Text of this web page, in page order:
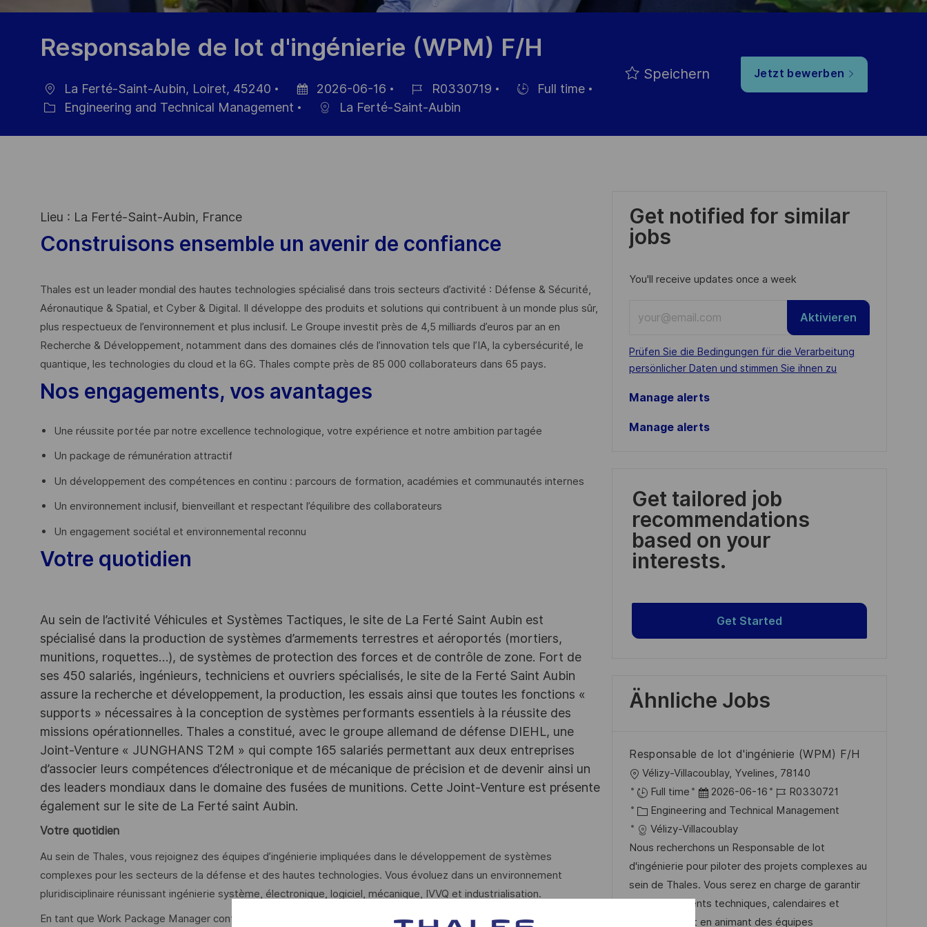
Responsable de lot d'ingénierie (WPM) F/H
Ort
La Ferté-Saint-Aubin, Loiret, 45240
Datum
Veröffentlichung
2026-06-16
Job-
R0330719
Full time
Engineering and Technical Management La Ferté-Saint-Aubin
Speichern Jetzt bewerben
Lieu : La Ferté-Saint-Aubin, France
Construisons ensemble un avenir de confiance
Thales est un leader mondial des hautes technologies spécialisé dans trois secteurs d’activité : Défense & Sécurité,
Aéronautique & Spatial, et Cyber & Digital. Il développe des produits et solutions qui contribuent à un monde plus sûr,
plus respectueux de l’environnement et plus inclusif. Le Groupe investit près de 4,5 milliards d’euros par an en
Recherche & Développement, notamment dans des domaines clés de l’innovation tels que l’IA, la cybersécurité, le
quantique, les technologies du cloud et la 6G. Thales compte près de 85 000 collaborateurs dans 65 pays. ​
Nos engagements, vos avantages
Une réussite portée par notre excellence technologique, votre expérience et notre ambition partagée
Un package de rémunération attractif
Un développement des compétences en continu : parcours de formation, académies et communautés internes
Un environnement inclusif, bienveillant et respectant l’équilibre des collaborateurs
Un engagement sociétal et environnemental reconnu
Votre quotidien
Au sein de l’activité Véhicules et Systèmes Tactiques, le site de La Ferté Saint Aubin est
spécialisé dans la production de systèmes d’armements terrestres et aéroportés (mortiers,
munitions, roquettes…), de systèmes de protection des forces et de contrôle de zone. Fort de
ses 450 salariés, ingénieurs, techniciens et ouvriers spécialisés, le site de la Ferté Saint Aubin
assure la recherche et développement, la production, les essais ainsi que toutes les fonctions «
supports » nécessaires à la conception de systèmes performants essentiels à la réussite des
missions opérationnelles. Thales a constitué, avec le groupe allemand de défense DIEHL, une
Joint-Venture « JUNGHANS T2M » qui compte 165 salariés permettant aux deux entreprises
d’associer leurs compétences d’électronique et de mécanique de précision et de devenir ainsi un
des leaders mondiaux dans le domaine des fusées de munitions. Cette Joint-Venture est présente
également sur le site de La Ferté saint Aubin.
Votre quotidien
Au sein de Thales, vous rejoignez des équipes d’ingénierie impliquées dans le développement de systèmes
complexes pour les secteurs de la défense et des hautes technologies. Vous évoluez dans un environnement
pluridisciplinaire réunissant ingénierie système, électronique, logiciel, mécanique, IVVQ et industrialisation.
En tant que Work Package Manager confirmé, vous pilotez un ou plusieurs lots d’ingénierie au sein d’un projet ou d’une
Get notified for similar
jobs
You'll receive updates once a week
Email
address
(Required)
Required
Prüfen Sie die Bedingungen für die Verarbeitung
persönlicher Daten und stimmen Sie ihnen zu
Aktivieren
Manage alerts
Manage alerts
Get tailored job
recommendations
based on your
interests.
Get Started
Ähnliche Jobs
Responsable de lot d'ingénierie (WPM) F/H
O
r
t
Vélizy-Villacoublay, Yvelines, 78140
Full time
D
a
t
u
m
d
e
r
2026-06-16
J
o
-
I
D
R0330721
K
a
t
e
g
o
Engineering and Technical Management
Vélizy-Villacoublay
Nous recherchons un Responsable de lot
d'ingénierie pour piloter des projets complexes au
sein de Thales. Vous serez en charge de garantir
les engagements techniques, calendaires et
financiers tout en animant des équipes